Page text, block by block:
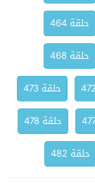
حلقة 464
حلقة 468
حلقة 473
حلقة 478
حلقة 482